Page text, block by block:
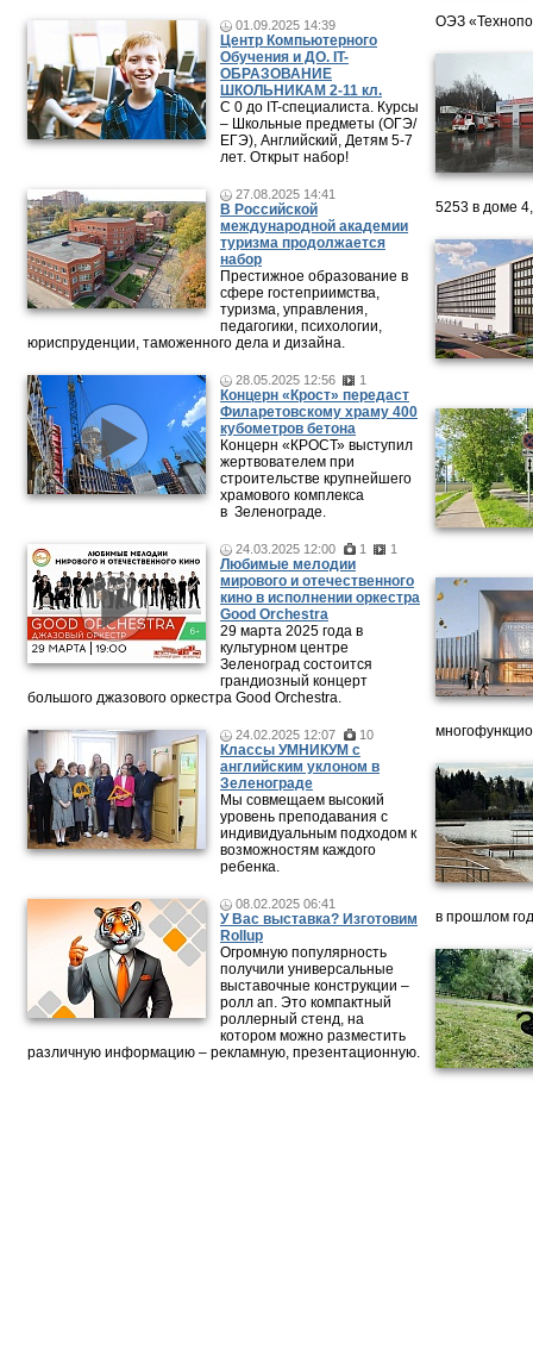
01.09.2025 14:39
Центр Компьютерного
Обучения и ДО. IT-
ОБРАЗОВАНИЕ
ШКОЛЬНИКАМ 2-11 кл.
С 0 до IT-специалиста. Курсы
– Школьные предметы (ОГЭ/
ЕГЭ), Английский, Детям 5-7
лет. Открыт набор!
27.08.2025 14:41
В Российской
международной академии
туризма продолжается
набор
Престижное образование в
сфере гостеприимства,
туризма, управления,
педагогики, психологии,
юриспруденции, таможенного дела и дизайна.
28.05.2025 12:56 1
Концерн «Крост» передаст
Филаретовскому храму 400
кубометров бетона
Концерн «КРОСТ» выступил
жертвователем при
строительстве крупнейшего
храмового комплекса
в Зеленограде.
24.03.2025 12:00 1 1
Любимые мелодии
мирового и отечественного
кино в исполнении оркестра
Good Orchestra
29 марта 2025 года в
культурном центре
Зеленоград состоится
грандиозный концерт
большого джазового оркестра Good Orchestra.
24.02.2025 12:07 10
Классы УМНИКУМ с
английским уклоном в
Зеленограде
Мы совмещаем высокий
уровень преподавания с
индивидуальным подходом к
возможностям каждого
ребенка.
08.02.2025 06:41
У Вас выставка? Изготовим
Rollup
Огромную популярность
получили универсальные
выставочные конструкции –
ролл ап. Это компактный
роллерный стенд, на
котором можно разместить
различную информацию – рекламную, презентационную.
ОЭЗ
5253 в доме
в прошлом